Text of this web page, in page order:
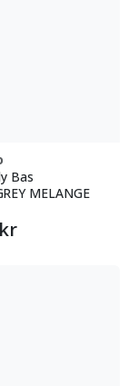
Bas
MELANGE